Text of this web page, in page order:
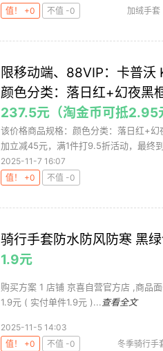
值！ +0
不值 -0 加绒手套
限移动端、88VIP：卡普沃
颜色分类：落日红+幻夜黑
237.5元（淘金币可抵2.95
该价格商品规格：颜色分类：落日红+
加立减45元，满1件打9.5折活动，最终
2025-11-7 16:07
值！ +0
不值 -0
骑行手套防水防风防寒 黑
1.9元
购买方案 1 店铺 京喜自营官方店 ,商品
1.9元 ( 实付单件1.9元 )... 查看全文
2025-11-5 14:03
值！ +0
不值 -0
冬季骑行手